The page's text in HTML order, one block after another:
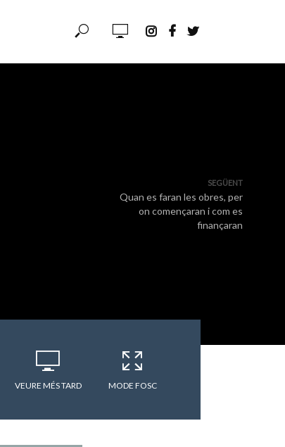
SEGÜENT
Quan es faran les obres, per
on començaran i com es
finançaran
VEURE MÉS TARD MODE FOSC